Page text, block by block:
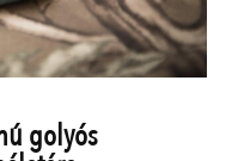
golyós